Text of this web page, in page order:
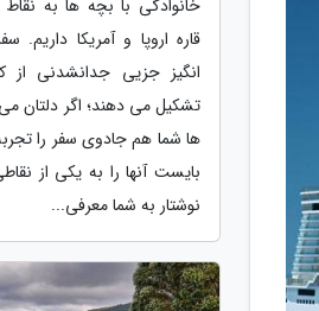
خانوادگی با بچه ها به
قاره اروپا و آمریکا داریم.
انگیز جزیی جدانشدنی از
تشکیل می دهند؛ اگر دلتان
ها شما هم جادوی سفر را
بایست آنها را به یکی از
نوشتار به شما معرفی...